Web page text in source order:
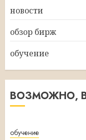
новости
обзор бирж
обучение
ВОЗМОЖНО,
обучение